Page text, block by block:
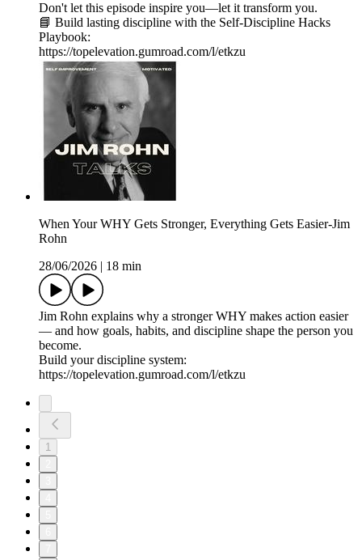
Don't let this episode inspire you—let it transform you.
📘 Build lasting discipline with the Self-Discipline Hacks
Playbook:
https://topelevation.gumroad.com/l/etkzu
When Your WHY Gets Stronger, Everything Gets Easier-Jim
Rohn
28/06/2026
18 min
Jim Rohn explains why a stronger WHY makes action easier
— and how goals, habits, and discipline shape the person you
become.
Build your discipline system:
https://topelevation.gumroad.com/l/etkzu
1